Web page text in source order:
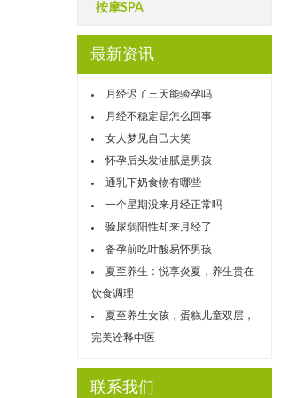
按摩SPA
最新资讯
月经迟了三天能验孕吗
月经不稳定是怎么回事
女人梦见自己大笑
怀孕后头发油腻是男孩
通乳下奶食物有哪些
一个星期没来月经正常吗
验尿弱阳性却来月经了
备孕前吃叶酸易怀男孩
夏至养生：悦享炎夏，养生贵在
饮食调理
夏至养生女孩，蛋糕儿童双层，
完美诠释中医
联系我们